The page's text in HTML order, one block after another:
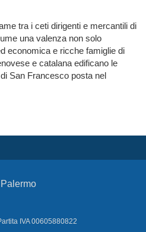
tra i ceti dirigenti e mercantili di
una valenza non solo
economica e ricche famiglie di
e catalana edificano le
San Francesco posta nel
IVA 00605880822